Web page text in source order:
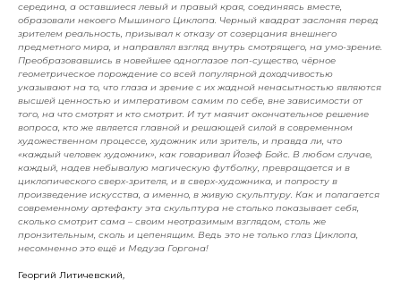
середина, а оставшиеся левый и правый края, соединяясь вместе,
образовали некоего Мышиного Циклопа. Черный квадрат заслоняя перед
зрителем реальность, призывал к отказу от созерцания внешнего
предметного мира, и направлял взгляд внутрь смотрящего, на умо-зрение.
Преобразовавшись в новейшее одноглазое поп-существо, чёрное
геометрическое порождение со всей популярной доходчивостью
указывают на то, что глаза и зрение с их жадной ненасытностью являются
высшей ценностью и императивом самим по себе, вне зависимости от
того, на что смотрят и кто смотрит. И тут маячит окончательное решение
вопроса, кто же является главной и решающей силой в современном
художественном процессе, художник или зритель, и правда ли, что
«каждый человек художник», как говаривал Йозеф Бойс. В любом случае,
каждый, надев небывалую магическую футболку, превращается и в
циклопического сверх-зрителя, и в сверх-художника, и попросту в
произведение искусства, а именно, в живую скульптуру. Как и полагается
современному артефакту эта скульптура не столько показывает себя,
сколько смотрит сама – своим неотразимым взглядом, столь же
пронзительным, сколь и цепенящим. Ведь это не только глаз Циклопа,
несомненно это ещё и Медуза Горгона!
Георгий Литичевский,